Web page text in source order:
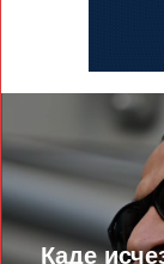
Каде